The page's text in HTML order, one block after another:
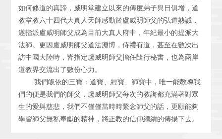
如何修道的真諦，威明堂建立以來的傳度弟子與日俱增，道
教掌教六十四代大真人天師感動於盧威明師父的弘道熱誠，
遂指派盧威明師父成為目前大真人府中，年紀最小的提派大
法師。更因盧威明師父道法淵博，侍禮有道，甚至在數次出
訪中國大陸時，皆指定盧威明師父擔任隨行秘書，也為兩岸
道教界交流出了數份心力。
我們皈依的三寶：道寶、經寶、師寶中，唯一能教導我
們的便是我們的師父，盧威明師父每次的教誨都充滿著對眾
生的愛與慈悲，我們不僅僅當時時繫念師父的話，更願能夠
學習師父無私奉獻的精神，將正教的信仰繼續的傳揚下去。